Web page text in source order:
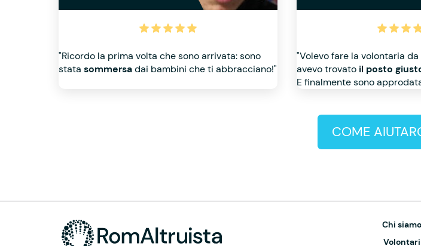
"Ricordo la prima volta che sono arrivata: sono
statasommersadai bambini che ti abbracciano!"
"Volevo fare la volontaria
avevo trovato il posto
E finalmente sono
COME
Chi siamo
Volontari